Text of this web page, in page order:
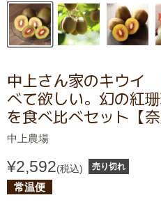
中上さん家のキウイ
べて欲しい。幻の紅
を食べ比べセット【
中上農場
¥2,592(税込) 売り切れ
常温便